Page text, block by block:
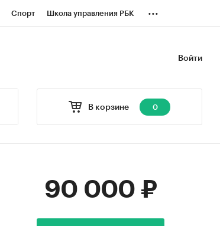
Спорт Школа управления РБК ...
Войти
В корзине 0
90 000 ₽